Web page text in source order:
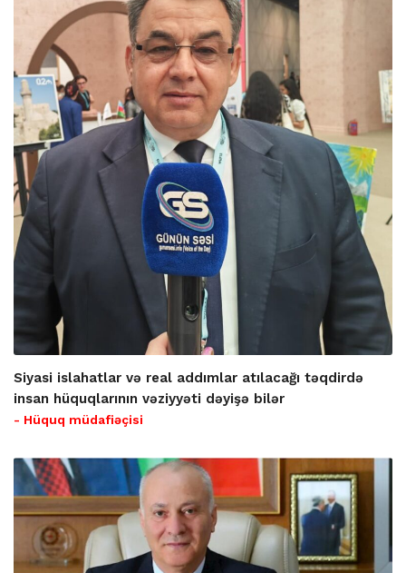
Siyasi islahatlar və real addımlar atılacağı təqdirdə
insan hüquqlarının vəziyyəti dəyişə bilər
- Hüquq müdafiəçisi